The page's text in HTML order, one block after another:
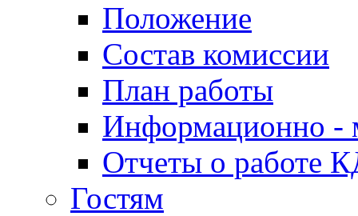
Положение
Состав комиссии
План работы
Информационно -
Отчеты о работе
Гостям